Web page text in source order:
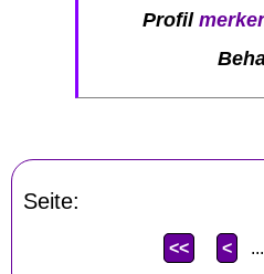
Profil
Seite:
<< < ...